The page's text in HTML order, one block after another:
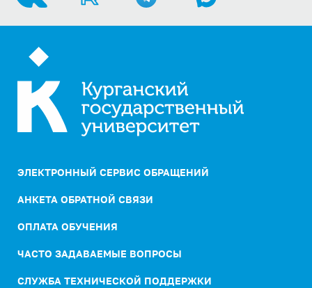
ЭЛЕКТРОННЫЙ СЕРВИС ОБРАЩЕНИЙ
АНКЕТА ОБРАТНОЙ СВЯЗИ
ОПЛАТА ОБУЧЕНИЯ
ЧАСТО ЗАДАВАЕМЫЕ ВОПРОСЫ
СЛУЖБА ТЕХНИЧЕСКОЙ ПОДДЕРЖКИ